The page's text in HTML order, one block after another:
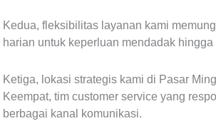
Kedua, fleksibilitas layanan kami
harian untuk keperluan mendadak
Ketiga, lokasi strategis kami di Pasar
Keempat, tim customer service yang
berbagai kanal komunikasi.